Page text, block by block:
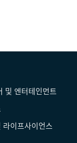
및 엔터테인먼트
이프사이언스